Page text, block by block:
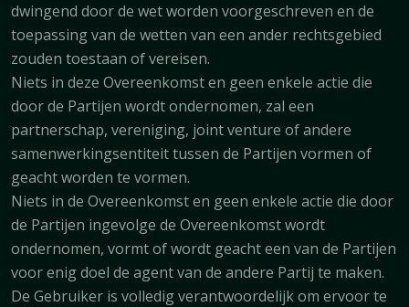
dwingend door de wet worden voorgeschreven en de
toepassing van de wetten van een ander rechtsgebied
zouden toestaan of vereisen.
Niets in deze Overeenkomst en geen enkele actie die
door de Partijen wordt ondernomen, zal een
partnerschap, vereniging, joint venture of andere
samenwerkingsentiteit tussen de Partijen vormen of
geacht worden te vormen.
Niets in de Overeenkomst en geen enkele actie die door
de Partijen ingevolge de Overeenkomst wordt
ondernomen, vormt of wordt geacht een van de Partijen
voor enig doel de agent van de andere Partij te maken.
De Gebruiker is volledig verantwoordelijk om ervoor te